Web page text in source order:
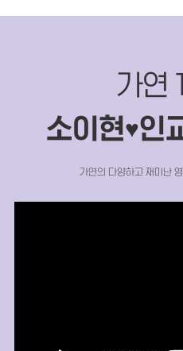
가연
소이현♥인
가연의 다양하고 재미난